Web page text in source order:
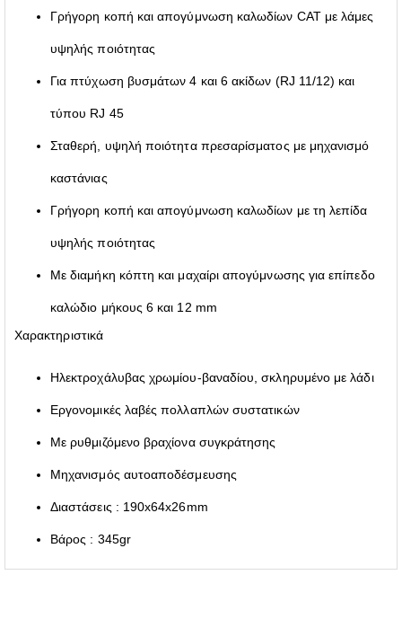
Γρήγορη κοπή και απογύμνωση καλωδίων CAT με λάμες
υψηλής ποιότητας
Για πτύχωση βυσμάτων 4 και 6 ακίδων (RJ 11/12) και
τύπου RJ 45
Σταθερή, υψηλή ποιότητα πρεσαρίσματος με μηχανισμό
καστάνιας
Γρήγορη κοπή και απογύμνωση καλωδίων με τη λεπίδα
υψηλής ποιότητας
Με διαμήκη κόπτη και μαχαίρι απογύμνωσης για επίπεδο
καλώδιο μήκους 6 και 12 mm
Χαρακτηριστικά
Ηλεκτροχάλυβας χρωμίου-βαναδίου, σκληρυμένο με λάδι
Εργονομικές λαβές πολλαπλών συστατικών
Με ρυθμιζόμενο βραχίονα συγκράτησης
Μηχανισμός αυτοαποδέσμευσης
Διαστάσεις : 190x64x26mm
Βάρος : 345gr